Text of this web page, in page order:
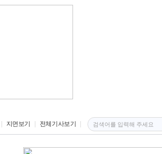
지면보기 전체기사보기